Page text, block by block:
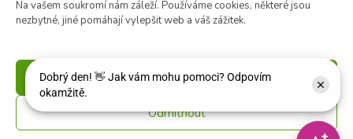
Na vašem soukromí nám záleží. Používáme cookies, některé jsou
nezbytné, jiné pomáhají vylepšit web a váš zážitek.
Příjmout
Odmítnout